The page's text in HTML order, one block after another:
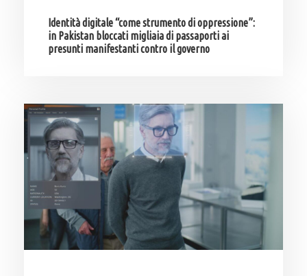
Identità digitale “come strumento di oppressione”:
in Pakistan bloccati migliaia di passaporti ai
presunti manifestanti contro il governo